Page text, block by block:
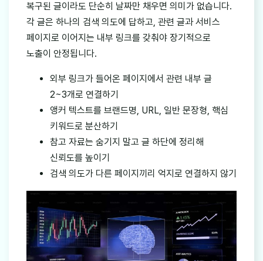
복구된 글이라도 단순히 날짜만 채우면 의미가 없습니다.
각 글은 하나의 검색 의도에 답하고, 관련 글과 서비스
페이지로 이어지는 내부 링크를 갖춰야 장기적으로
노출이 안정됩니다.
외부 링크가 들어온 페이지에서 관련 내부 글
2~3개로 연결하기
앵커 텍스트를 브랜드명, URL, 일반 문장형, 핵심
키워드로 분산하기
참고 자료는 숨기지 말고 글 하단에 정리해
신뢰도를 높이기
검색 의도가 다른 페이지끼리 억지로 연결하지 않기